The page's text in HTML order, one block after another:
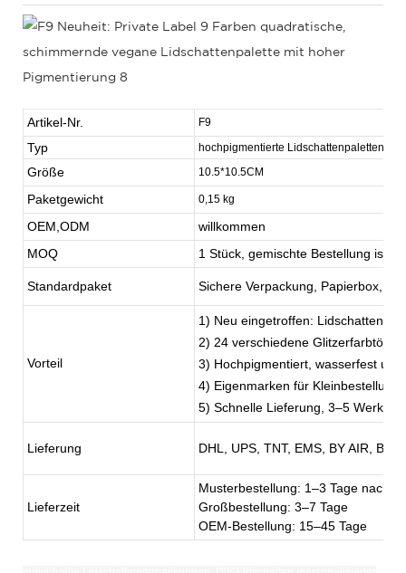
Artikel-Nr. F9
Typ hochpigmentierte Lidschattenpaletten
Größe 10.5*10.5CM
Paketgewicht 0,15 kg
OEM,ODM
willkommen
MOQ
1 Stück, gemischte Bestellung ist in
Standardpaket Sichere Verpackung, Papierbox,
Vorteil
1) Neu eingetroffen: Lidschatten in
2) 24 verschiedene Glitzerfarbtöne
3) Hochpigmentiert, wasserfest
4) Eigenmarken für
5) Schnelle Lieferung, 3–5
Lieferung DHL, UPS, TNT, EMS, BY AIR, BY
Lieferzeit
Musterbestellung: 1–3 Tage nach
Großbestellung: 3–7 Tage
OEM-Bestellung: 15–45 Tage